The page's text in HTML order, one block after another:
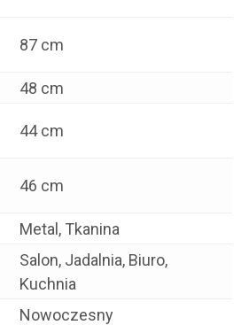
87 cm
48 cm
44 cm
46 cm
Metal, Tkanina
Salon, Jadalnia, Biuro,
Kuchnia
Nowoczesny